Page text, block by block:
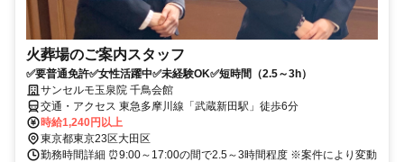
火葬場のご案内スタッフ
✅要普通免許✅女性活躍中✅未経験OK✅短時間（2.5～3h）
サンセルモ玉泉院 千鳥会館
交通・アクセス 東急多摩川線「武蔵新田駅」徒歩6分
時給1,240円以上
東京都東京23区大田区
勤務時間詳細 ⏰9:00～17:00の間で2.5～3時間程度 ※案件により変動